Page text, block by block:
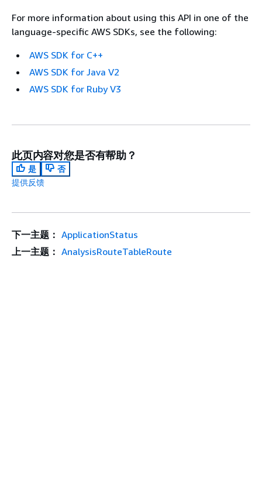
For more information about using this API in one of the
language-specific AWS SDKs, see the following:
AWS SDK for C++
AWS SDK for Java V2
AWS SDK for Ruby V3
此页内容对您是否有帮助？
是
否
提供反馈
下一主题： ApplicationStatus
上一主题： AnalysisRouteTableRoute